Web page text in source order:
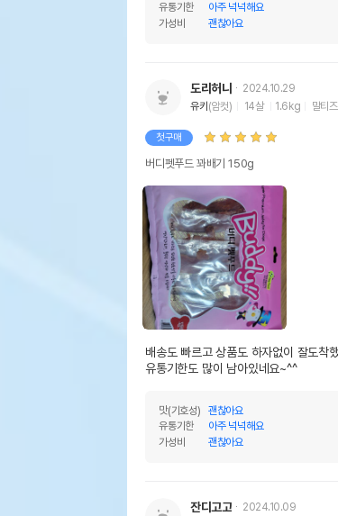
유통기한
아주 넉넉해요
가성비
괜찮아요
도리허니
2024.10.29
유키(암컷) 14살 1.6kg 말티즈
첫구매
버디펫푸드 꽈배기 150g
배송도 빠르고 상품도 하자없이 잘도착
유통기한도 많이 남아있네요~^^
맛(기호성)
괜찮아요
유통기한
아주 넉넉해요
가성비
괜찮아요
잔디고고 2024.10.09